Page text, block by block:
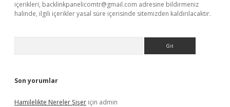
içerikleri, backlinkpanelicomtr@gmail.com adresine bildirmeniz
halinde, ilgili içerikler yasal süre içerisinde sitemizden kaldırılacaktır.
Son yorumlar
Hamilelikte Nereler Şişer için admin